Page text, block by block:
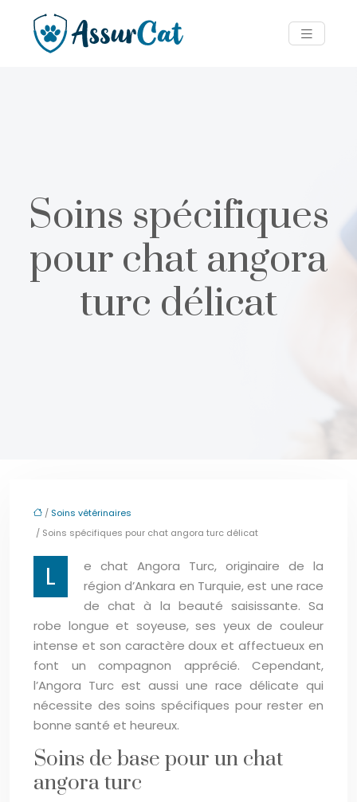
Soins spécifiques
pour chat angora
turc délicat
/ Soins vétérinaires
/ Soins spécifiques pour chat angora turc délicat
L
e chat Angora Turc, originaire de la
région d’Ankara en Turquie, est une race
de chat à la beauté saisissante. Sa
robe longue et soyeuse, ses yeux de couleur
intense et son caractère doux et affectueux en
font un compagnon apprécié. Cependant,
l’Angora Turc est aussi une race délicate qui
nécessite des soins spécifiques pour rester en
bonne santé et heureux.
Soins de base pour un chat
angora turc